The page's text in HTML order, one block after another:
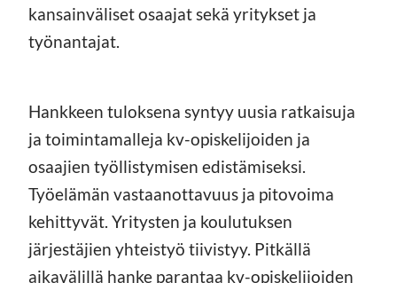
kansainväliset osaajat sekä yritykset ja
työnantajat.
Hankkeen tuloksena syntyy uusia ratkaisuja
ja toimintamalleja kv-opiskelijoiden ja
osaajien työllistymisen edistämiseksi.
Työelämän vastaanottavuus ja pitovoima
kehittyvät. Yritysten ja koulutuksen
järjestäjien yhteistyö tiivistyy. Pitkällä
aikavälillä hanke parantaa kv-opiskelijoiden